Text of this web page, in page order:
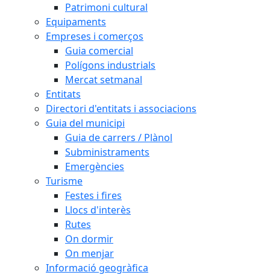
Patrimoni cultural
Equipaments
Empreses i comerços
Guia comercial
Polígons industrials
Mercat setmanal
Entitats
Directori d'entitats i associacions
Guia del municipi
Guia de carrers / Plànol
Subministraments
Emergències
Turisme
Festes i fires
Llocs d'interès
Rutes
On dormir
On menjar
Informació geogràfica